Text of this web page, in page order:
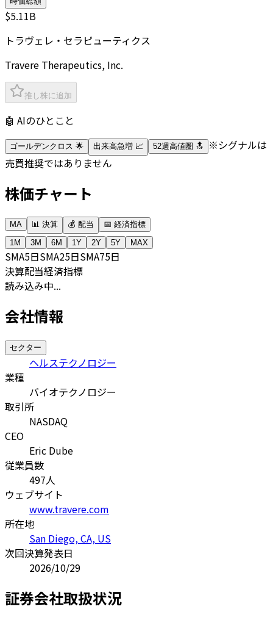
$5.11B
トラヴェレ・セラピューティクス
Travere Therapeutics, Inc.
推し株に追加
🤖 AIのひとこと
ゴールデンクロス 🌟 出来高急増 📈 52週高値圏 🔝
※シグナルは
売買推奨ではありません
株価チャート
MA 📊 決算 💰 配当
📅 経済指標
1M
3M 6M 1Y 2Y 5Y MAX
SMA5日SMA25日SMA75日
決算配当経済指標
読み込み中...
会社情報
セクター
ヘルステクノロジー
業種
バイオテクノロジー
取引所
NASDAQ
CEO
Eric Dube
従業員数
497人
ウェブサイト
www.travere.com
所在地
San Diego, CA, US
次回決算発表日
2026/10/29
証券会社取扱状況